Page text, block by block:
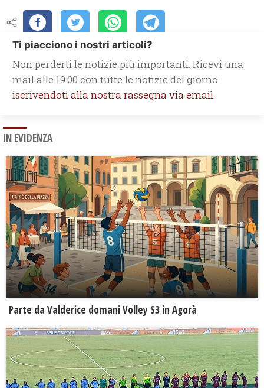
Ti piacciono i nostri articoli?
Non perderti le notizie più importanti. Ricevi una
mail alle 19.00 con tutte le notizie del giorno
iscrivendoti alla nostra rassegna via email.
IN EVIDENZA
Parte da Valderice domani Volley S3 in Agorà